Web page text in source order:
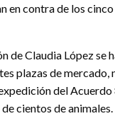
en contra de los
de Claudia López se
plazas de mercado,
del
cientos de animales.